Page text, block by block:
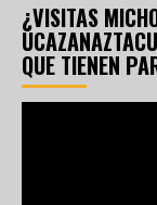
¿VISITAS
QUE TIENEN